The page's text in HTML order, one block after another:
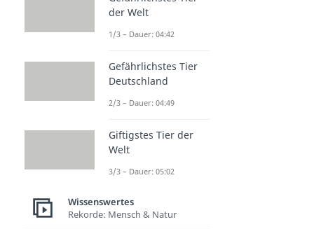
der Welt
1/3 – Dauer: 04:42
Gefährlichstes Tier
Deutschland
2/3 – Dauer: 04:49
Giftigstes Tier der
Welt
3/3 – Dauer: 05:02
Wissenswertes
Rekorde: Mensch & Natur